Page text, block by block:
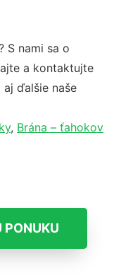
S nami sa o
a kontaktujte
ďalšie naše
, Brána – ťahokov
PONUKU